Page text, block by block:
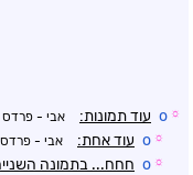
☼
o עוד תמונות: אבי - פרדס
☼
o עוד אחת: אבי -
☼
o חחח... בתמונה